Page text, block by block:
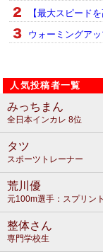
【最大スピード
ウォーミングア
人気投稿者一覧
みっちまん
全日本インカレ 8位
タツ
スポーツトレーナー
荒川優
元100m選手：スプリン
整体さん
専門学校生